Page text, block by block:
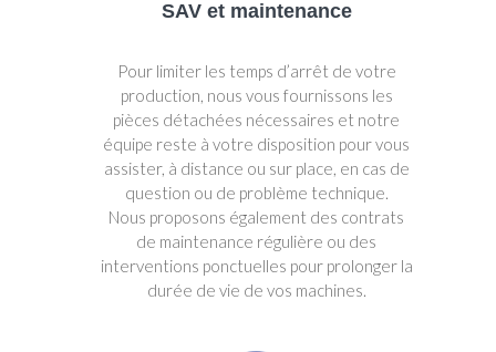
SAV et maintenance
Pour limiter les temps d’arrêt de votre
production, nous vous fournissons les
pièces détachées nécessaires et notre
équipe reste à votre disposition pour vous
assister, à distance ou sur place, en cas de
question ou de problème technique.
Nous proposons également des contrats
de maintenance régulière ou des
interventions ponctuelles pour prolonger la
durée de vie de vos machines.